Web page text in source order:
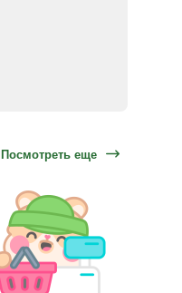
Посмотреть еще